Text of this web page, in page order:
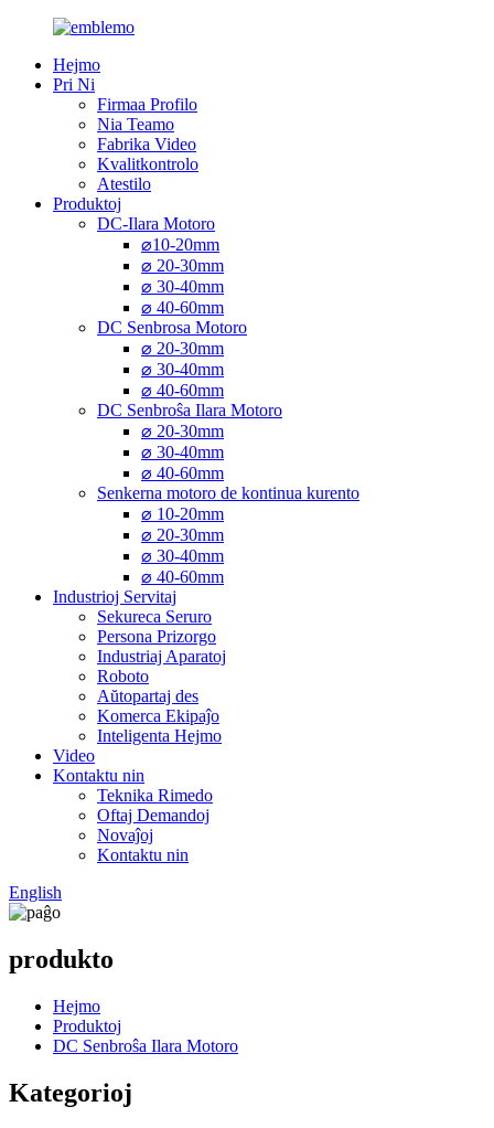
Hejmo
Pri Ni
Firmaa Profilo
Nia Teamo
Fabrika Video
Kvalitkontrolo
Atestilo
Produktoj
DC-Ilara Motoro
⌀10-20mm
⌀ 20-30mm
⌀ 30-40mm
⌀ 40-60mm
DC Senbrosa Motoro
⌀ 20-30mm
⌀ 30-40mm
⌀ 40-60mm
DC Senbroŝa Ilara Motoro
⌀ 20-30mm
⌀ 30-40mm
⌀ 40-60mm
Senkerna motoro de kontinua kurento
⌀ 10-20mm
⌀ 20-30mm
⌀ 30-40mm
⌀ 40-60mm
Industrioj Servitaj
Sekureca Seruro
Persona Prizorgo
Industriaj Aparatoj
Roboto
Aŭtopartaj des
Komerca Ekipaĵo
Inteligenta Hejmo
Video
Kontaktu nin
Teknika Rimedo
Oftaj Demandoj
Novaĵoj
Kontaktu nin
English
produkto
Hejmo
Produktoj
DC Senbroŝa Ilara Motoro
Kategorioj